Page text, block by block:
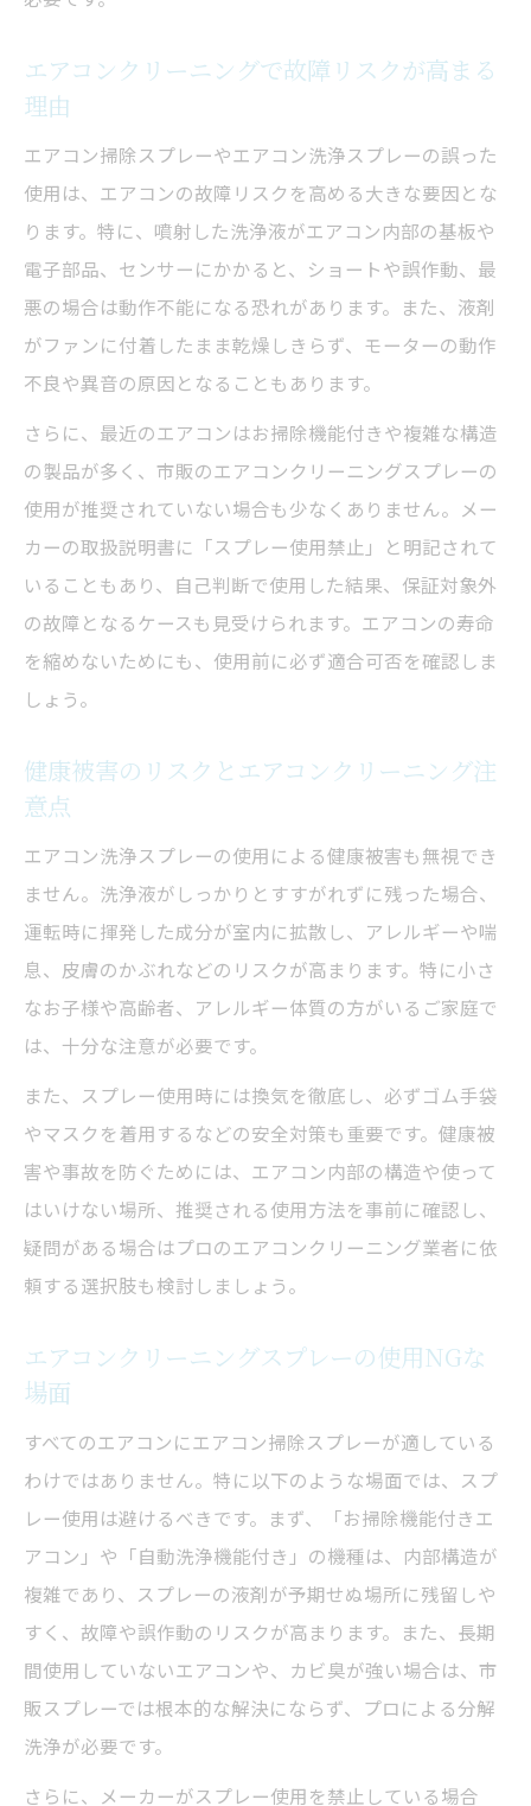
エアコンクリーニングで故障リスクが高まる
理由
エアコン掃除スプレーやエアコン洗浄スプレーの誤った
使用は、エアコンの故障リスクを高める大きな要因とな
ります。特に、噴射した洗浄液がエアコン内部の基板や
電子部品、センサーにかかると、ショートや誤作動、最
悪の場合は動作不能になる恐れがあります。また、液剤
がファンに付着したまま乾燥しきらず、モーターの動作
不良や異音の原因となることもあります。
さらに、最近のエアコンはお掃除機能付きや複雑な構造
の製品が多く、市販のエアコンクリーニングスプレーの
使用が推奨されていない場合も少なくありません。メー
カーの取扱説明書に「スプレー使用禁止」と明記されて
いることもあり、自己判断で使用した結果、保証対象外
の故障となるケースも見受けられます。エアコンの寿命
を縮めないためにも、使用前に必ず適合可否を確認しま
しょう。
健康被害のリスクとエアコンクリーニング注
意点
エアコン洗浄スプレーの使用による健康被害も無視でき
ません。洗浄液がしっかりとすすがれずに残った場合、
運転時に揮発した成分が室内に拡散し、アレルギーや喘
息、皮膚のかぶれなどのリスクが高まります。特に小さ
なお子様や高齢者、アレルギー体質の方がいるご家庭で
は、十分な注意が必要です。
また、スプレー使用時には換気を徹底し、必ずゴム手袋
やマスクを着用するなどの安全対策も重要です。健康被
害や事故を防ぐためには、エアコン内部の構造や使って
はいけない場所、推奨される使用方法を事前に確認し、
疑問がある場合はプロのエアコンクリーニング業者に依
頼する選択肢も検討しましょう。
エアコンクリーニングスプレーの使用NGな
場面
すべてのエアコンにエアコン掃除スプレーが適している
わけではありません。特に以下のような場面では、スプ
レー使用は避けるべきです。まず、「お掃除機能付きエ
アコン」や「自動洗浄機能付き」の機種は、内部構造が
複雑であり、スプレーの液剤が予期せぬ場所に残留しや
すく、故障や誤作動のリスクが高まります。また、長期
間使用していないエアコンや、カビ臭が強い場合は、市
販スプレーでは根本的な解決にならず、プロによる分解
洗浄が必要です。
さらに、メーカーがスプレー使用を禁止している場合